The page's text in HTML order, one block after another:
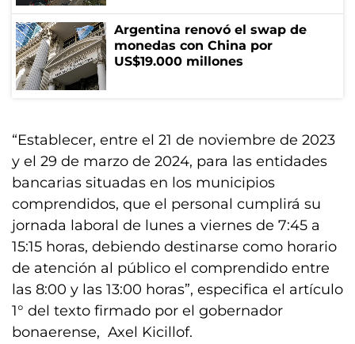
Argentina renovó el swap de
monedas con China por
US$19.000 millones
“Establecer, entre el 21 de noviembre de 2023
y el 29 de marzo de 2024, para las entidades
bancarias situadas en los municipios
comprendidos, que el personal cumplirá su
jornada laboral de lunes a viernes de 7:45 a
15:15 horas, debiendo destinarse como horario
de atención al público el comprendido entre
las 8:00 y las 13:00 horas”, especifica el artículo
1° del texto firmado por el gobernador
bonaerense, Axel Kicillof.